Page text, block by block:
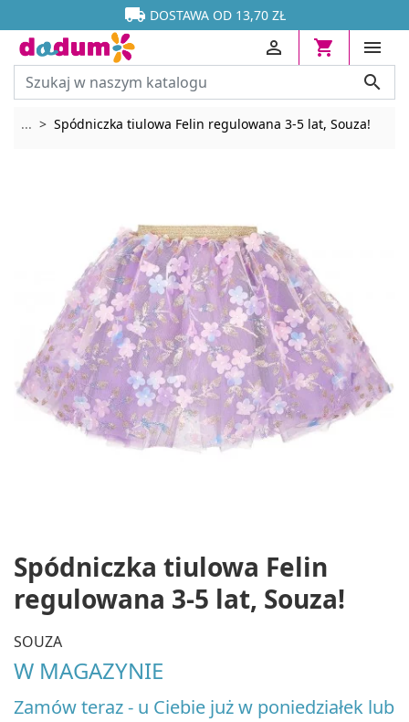

 DOSTAWA OD 13,70 ZŁ






... Rozwiń breadcrumbs
Spódniczka tiulowa Felin regulowana 3-5 lat, Souza!
Spódniczka tiulowa Felin
regulowana 3-5 lat, Souza!
SOUZA
W MAGAZYNIE
Zamów teraz - u Ciebie już w poniedziałek lub